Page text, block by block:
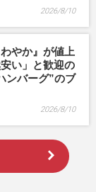
2026/8/10
やか』が値上
い」と歓迎の
ンバーグ”のブ
2026/8/10